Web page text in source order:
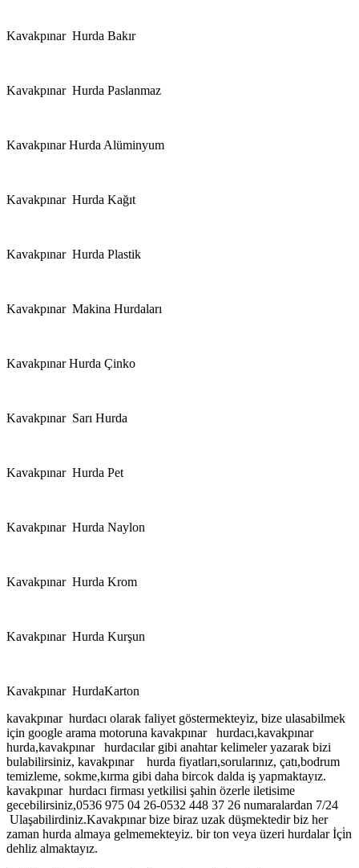
Kavakpınar Hurda Bakır
Kavakpınar Hurda Paslanmaz
Kavakpınar Hurda Alüminyum
Kavakpınar Hurda Kağıt
Kavakpınar Hurda Plastik
Kavakpınar Makina Hurdaları
Kavakpınar Hurda Çinko
Kavakpınar Sarı Hurda
Kavakpınar Hurda Pet
Kavakpınar Hurda Naylon
Kavakpınar Hurda Krom
Kavakpınar Hurda Kurşun
Kavakpınar HurdaKarton
kavakpınar hurdacı olarak faliyet göstermekteyiz, bize ulasabilmek
için google arama motoruna kavakpınar hurdacı,kavakpınar
hurda,kavakpınar hurdacılar gibi anahtar kelimeler yazarak bizi
bulabilirsiniz, kavakpınar hurda fiyatları,sorularınız, çatı,bodrum
temizleme, sokme,kırma gibi daha bircok dalda iş yapmaktayız.
kavakpınar hurdacı firması yetkilisi şahin özerle iletisime
gecebilirsiniz,0536 975 04 26-0532 448 37 26 numaralardan 7/24
Ulaşabilirdiniz.Kavakpınar bize biraz uzak düşmektedir biz her
zaman hurda almaya gelmemekteyiz. bir ton veya üzeri hurdalar İçi̇n
dehliz almaktayız.